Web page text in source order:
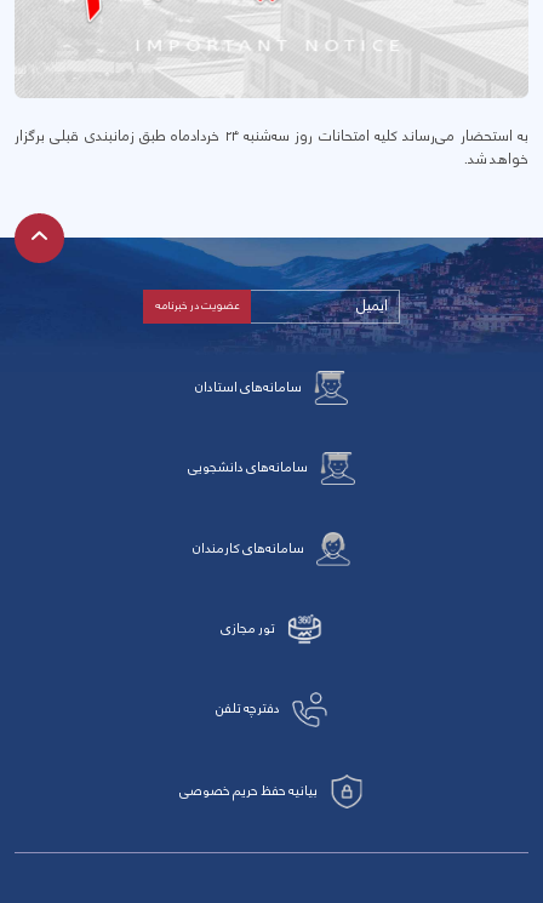
به استحضار می‌رساند کلیه امتحانات روز سه‌شنبه ۲۴ خردادماه طبق زمانبندی قبلی برگزار
خواهد شد.
سامانه‌های استادان
سامانه‌های دانشجویی
سامانه‌های کارمندان
تور مجازی
دفترچه تلفن
بیانیه حفظ حریم خصوصی